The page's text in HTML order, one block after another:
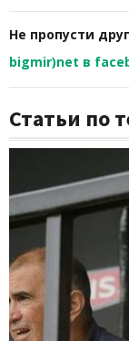
Не пропусти
bigmir)net в
Статьи по